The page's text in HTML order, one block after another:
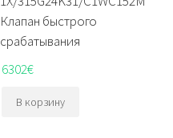
Клапан быстрого
срабатывания
6302€
В корзину